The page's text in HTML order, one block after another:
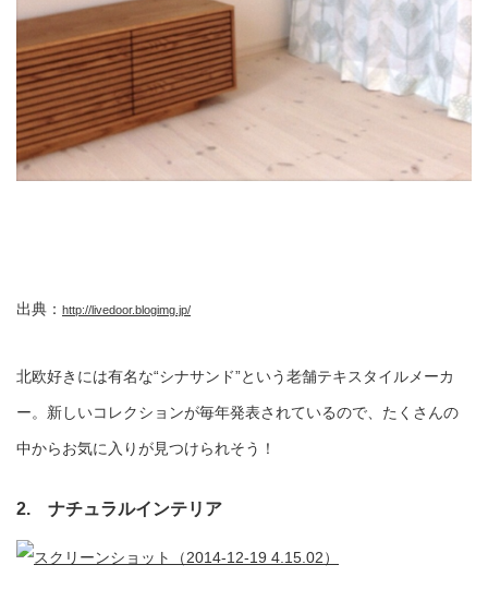
出典： http://livedoor.blogimg.jp/
北欧好きには有名な“シナサンド”という老舗テキスタイルメーカ
ー。新しいコレクションが毎年発表されているので、たくさんの
中からお気に入りが見つけられそう！
2. ナチュラルインテリア